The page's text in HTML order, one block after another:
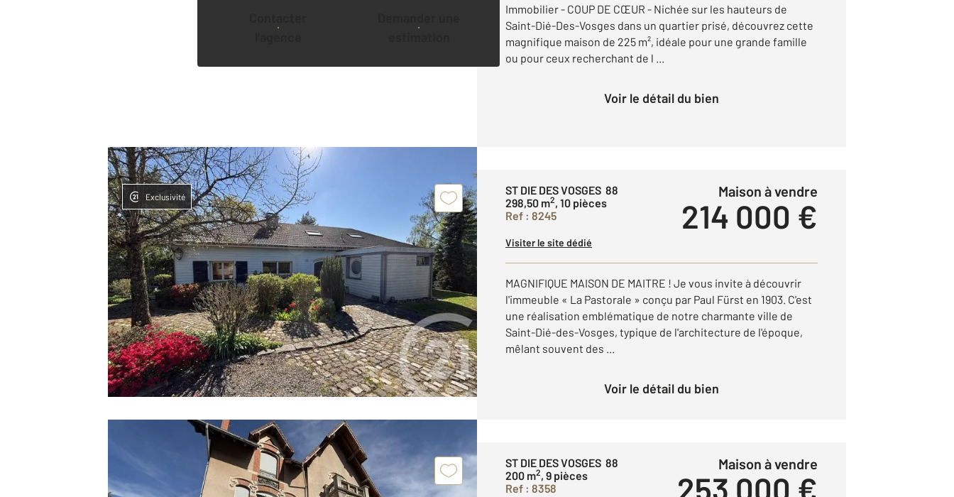
Immobilier - COUP DE CŒUR - Nichée sur les hauteurs de
Saint-Dié-Des-Vosges dans un quartier prisé, découvrez cette
magnifique maison de 225 m², idéale pour une grande famille
ou pour ceux recherchant de l ...
Voir le détail du bien
Exclusivité
ST DIE DES VOSGES 88
298,50 m2, 10 pièces
Ref : 8245
Maison à vendre
214 000 €
Visiter le site dédié
MAGNIFIQUE MAISON DE MAITRE ! Je vous invite à découvrir
l'immeuble « La Pastorale » conçu par Paul Fürst en 1903. C'est
une réalisation emblématique de notre charmante ville de
Saint-Dié-des-Vosges, typique de l'architecture de l'époque,
mêlant souvent des ...
Voir le détail du bien
ST DIE DES VOSGES 88
200 m2, 9 pièces
Ref : 8358
Maison à vendre
253 000 €